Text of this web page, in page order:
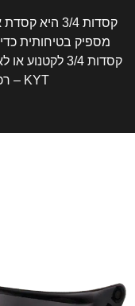
קסדות 3/4
מספיק בטיחותית
קסדות 3/4
KYT – רכישת קסדות שלושת רבעי.